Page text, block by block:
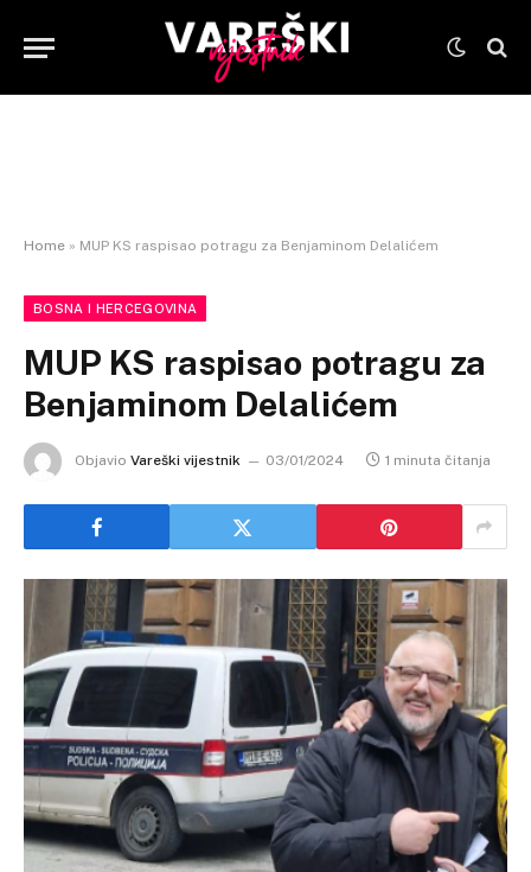
Home » MUP KS raspisao potragu za Benjaminom Delalićem
BOSNA I HERCEGOVINA
MUP KS raspisao potragu za
Benjaminom Delalićem
Objavio Vareški vijestnik 03/01/2024 1 minuta čitanja